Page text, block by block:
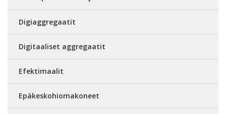
Digiaggregaatit
Digitaaliset aggregaatit
Efektimaalit
Epäkeskohiomakoneet